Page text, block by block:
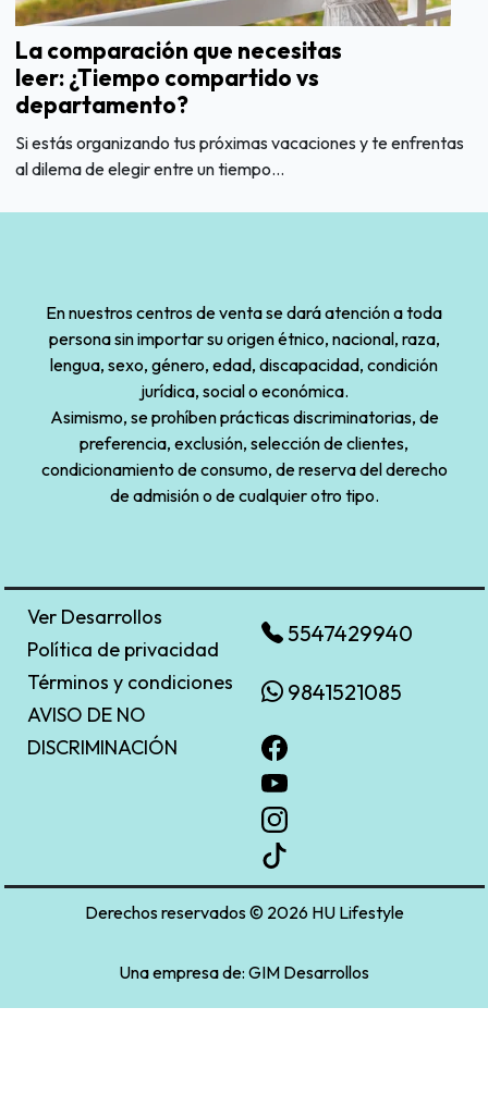
La comparación que necesitas
leer: ¿Tiempo compartido vs
departamento?
Si estás organizando tus próximas vacaciones y te enfrentas
al dilema de elegir entre un tiempo...
En nuestros centros de venta se dará atención a toda
persona sin importar su origen étnico, nacional, raza,
lengua, sexo, género, edad, discapacidad, condición
jurídica, social o económica.
Asimismo, se prohíben prácticas discriminatorias, de
preferencia, exclusión, selección de clientes,
condicionamiento de consumo, de reserva del derecho
de admisión o de cualquier otro tipo.
Ver Desarrollos
Política de privacidad
Términos y condiciones
AVISO DE NO
DISCRIMINACIÓN
5547429940
9841521085
Derechos reservados © 2026 HU Lifestyle
Una empresa de: GIM Desarrollos